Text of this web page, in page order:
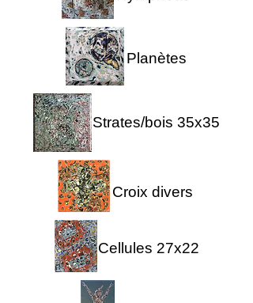
Planètes
Strates/bois 35x35
Croix divers
Cellules 27x22